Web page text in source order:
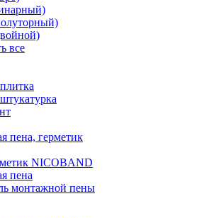
все
пена, герметик
NICOBAND
пена
монтажной пены